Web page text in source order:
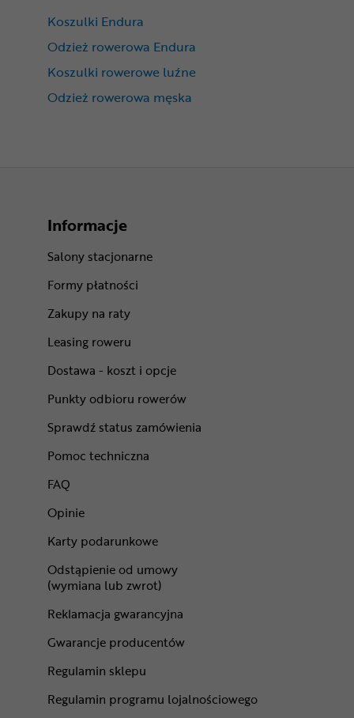
Koszulki Endura
Odzież rowerowa Endura
Koszulki rowerowe luźne
Odzież rowerowa męska
Informacje
Salony stacjonarne
Formy płatności
Zakupy na raty
Leasing roweru
Dostawa - koszt i opcje
Punkty odbioru rowerów
Sprawdź status zamówienia
Pomoc techniczna
FAQ
Opinie
Karty podarunkowe
Odstąpienie od umowy
(wymiana lub zwrot)
Reklamacja gwarancyjna
Gwarancje producentów
Regulamin sklepu
Regulamin programu lojalnościowego